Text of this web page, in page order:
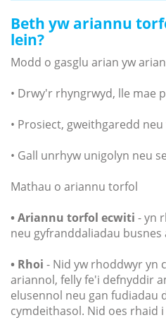
Beth yw ariannu
lein?
Modd o gasglu arian yw
• Drwy'r rhyngrwyd, lle mae
• Prosiect, gweithgaredd
• Gall unrhyw unigolyn neu
Mathau o ariannu torfol
• Ariannu torfol ecwiti - yn
neu gyfranddaliadau busnes
• Rhoi - Nid yw rhoddwyr yn
ariannol, felly fe'i defnyddir
elusennol neu gan fudiadau
cymdeithasol. Nid oes rhaid